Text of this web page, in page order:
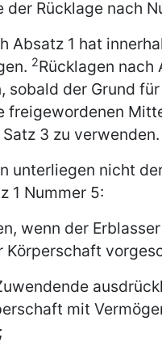
der Rücklage nach
Absatz 1 hat
2Rücklagen nach
sobald der Grund
freigewordenen
3 zu verwenden.
unterliegen nicht
1 Nummer 5:
wenn der
mit